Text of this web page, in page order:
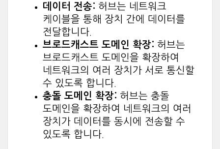
데이터 전송: 허브는 네트워크
케이블을 통해 장치 간에 데이터를
전달합니다.
브로드캐스트 도메인 확장: 허브는
브로드캐스트 도메인을 확장하여
네트워크의 여러 장치가 서로 통신할
수 있도록 합니다.
충돌 도메인 확장: 허브는 충돌
도메인을 확장하여 네트워크의 여러
장치가 데이터를 동시에 전송할 수
있도록 합니다.